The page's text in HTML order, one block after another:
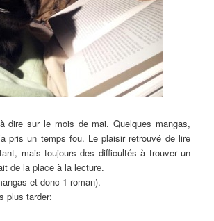
dire sur le mois de mai. Quelques mangas,
pris un temps fou. Le plaisir retrouvé de lire
mais toujours des difficultés à trouver un
de la place à la lecture.
et donc 1 roman).
plus tarder: